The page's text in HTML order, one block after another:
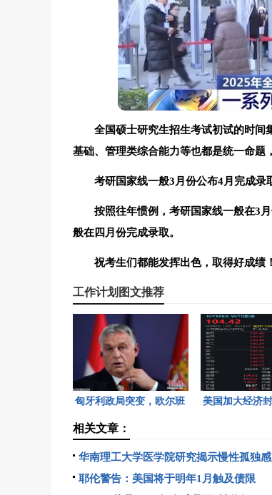
全国硕士研究生招生考试初试的时间
基础、管理类综合能力等也都是统一命题
考研国家线一般3月份公布4月完成录
按照往年惯例，考研国家线一般在3
般在四月份完成录取。
祝考生们都能发挥出色，取得好成绩！
工作计划图文推荐
匈牙利政局突变，欧尔班
执政16年终结。
美国加大经济
股指开盘
相关文章：
华南理工大学医学院研究揭示慢性孤独
经元连接受损，或引发认知衰退与情绪障
耶伦警告：美国将于明年1月触及债限